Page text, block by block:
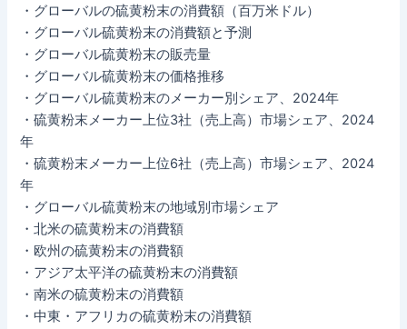
・グローバルの硫黄粉末の消費額（百万米ドル）
・グローバル硫黄粉末の消費額と予測
・グローバル硫黄粉末の販売量
・グローバル硫黄粉末の価格推移
・グローバル硫黄粉末のメーカー別シェア、2024年
・硫黄粉末メーカー上位3社（売上高）市場シェア、2024
年
・硫黄粉末メーカー上位6社（売上高）市場シェア、2024
年
・グローバル硫黄粉末の地域別市場シェア
・北米の硫黄粉末の消費額
・欧州の硫黄粉末の消費額
・アジア太平洋の硫黄粉末の消費額
・南米の硫黄粉末の消費額
・中東・アフリカの硫黄粉末の消費額